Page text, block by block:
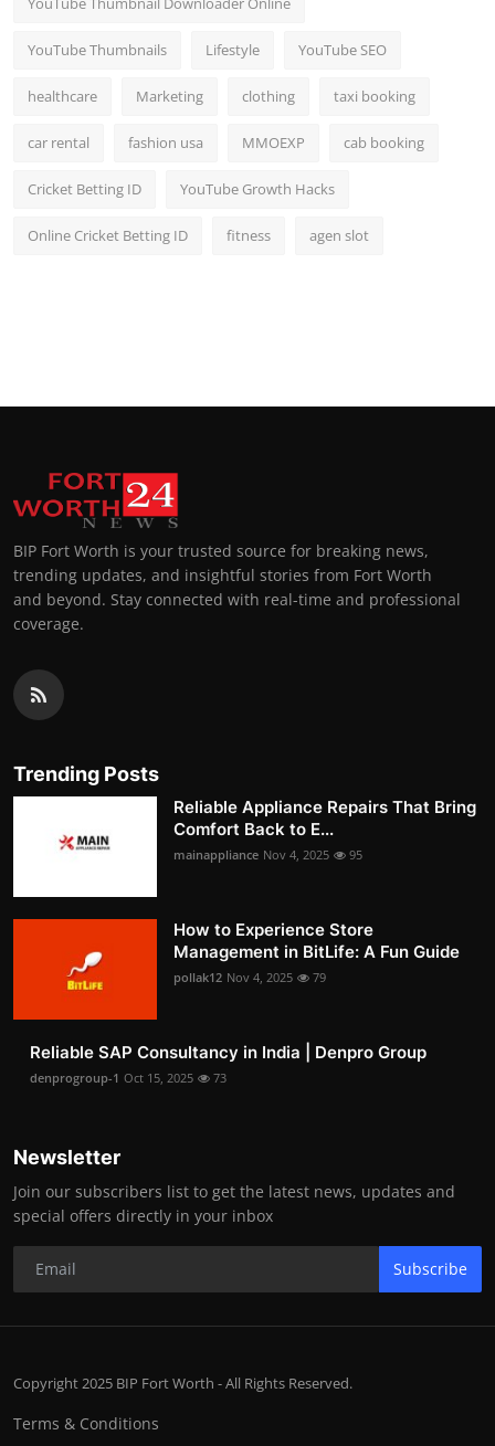
YouTube Thumbnails Lifestyle YouTube SEO
healthcare Marketing clothing taxi booking
car rental fashion usa MMOEXP cab booking
Cricket Betting ID YouTube Growth Hacks
Online Cricket Betting ID fitness agen slot
BIP Fort Worth is your trusted source for breaking news,
trending updates, and insightful stories from Fort Worth
and beyond. Stay connected with real-time and professional
coverage.
Trending Posts
Reliable Appliance Repairs That Bring
Comfort Back to E...
mainappliance Nov 4, 2025 95
How to Experience Store
Management in BitLife: A Fun Guide
pollak12 Nov 4, 2025 79
Reliable SAP Consultancy in India | Denpro Group
denprogroup-1 Oct 15, 2025 73
Newsletter
Join our subscribers list to get the latest news, updates and
special offers directly in your inbox
Subscribe
Copyright 2025 BIP Fort Worth - All Rights Reserved.
Terms & Conditions